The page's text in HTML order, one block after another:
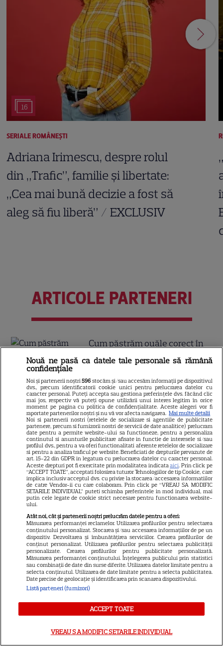
16
SERIALE ROMÂNEŞTI
Adriana Irimescu, despre rolul
din „Trafic”, familie și libertate:
„Cea mai bună decizie a fost să
aleg să fiu liberă” / EXCLUSIV
ARTICOLE PARTENERI
Cum păstrăm ouăle corect în
frigider
Reţete de porumb copt la
grătar, la cuptor, la tigaie şi la
airfryer
Cum să călătoreşti doar cu
bagajul de mână. Ghid pentru
eficientizarea spaţiului
Horoscop Urania | Previziuni
astrologice pentru perioada 25
– 31 iulie 2026. Luna Plină în
Vărsător
Nouă ne pasă ca datele tale personale să rămână
confidențiale
Noi și partenerii noștri596 stocăm și/sau accesăm informații pe dispozitivul
dvs., precum identificatorii cookie unici pentru prelucrarea datelor cu
caracter personal. Puteți accepta sau gestiona preferințele dvs. făcând clic
mai jos, respectiv vă puteți opune utilizării unui interes legitim în orice
moment pe pagina cu politica de confidențialitate. Aceste alegeri vor fi
raportate partenerilor noștri și nu vă vor afecta navigarea. Mai multe detalii
Noi si partenerii nostri (retelele de socializare si agentiile de publicitate
partenere, precum si furnizorii nostri de servicii de date analitice) prelucram
date pentru a permite website-ului sa functioneze, pentru a personaliza
continutul si anunturile publicitare afisate in functie de interesele si/sau
profilul dvs., pentru a va oferi functionalitati aferente retelelor de socializare
si pentru a analiza traficul pe website. Beneficiati de drepturile prevazute de
art. 15-22 din GDPR in legatura cu prelucrarea datelor cu caracter personal.
Aceste drepturi pot fi exercitate prin modalitatea indicataaici. Prin click pe
“ACCEPT TOATE”, acceptati folosirea tuturor Tehnologiilor de tip Cookie, care
implica inclusiv acceptul dvs. cu privire la stocarea/accesarea informatiilor
de catre Vendor-ii cu care colaboram. Prin click pe “VREAU SA MODIFIC
SETARILE INDIVIDUAL” puteti schimba preferintele in mod individual, mai
putin cele legate de cookie strict necesare pentru functionarea website-
ului.
Atât noi, cât și partenerii noștri prelucrăm datele pentru a oferi:
Măsurarea performanței reclamelor. Utilizarea profilurilor pentru selectarea
conținutului personalizat. Stocarea și/sau accesarea informațiilor de pe un
dispozitiv. Dezvoltarea și îmbunătățirea serviciilor. Crearea profilurilor de
conținut personalizat. Utilizarea profilurilor pentru selectarea publicității
personalizate. Crearea profilurilor pentru publicitate personalizată.
Măsurarea performanței conținutului. Înțelegerea publicului prin statistici
sau combinații de date din surse diferite. Utilizarea datelor limitate pentru a
selecta conținutul. Utilizarea de date limitate pentru a selecta publicitatea.
Date precise de geolocație și identificarea prin scanarea dispozitivului.
Listă parteneri (furnizori)
ACCEPT TOATE
VREAU SA MODIFIC SETARILE INDIVIDUAL